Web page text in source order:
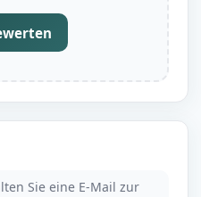
Sie eine E-Mail zur